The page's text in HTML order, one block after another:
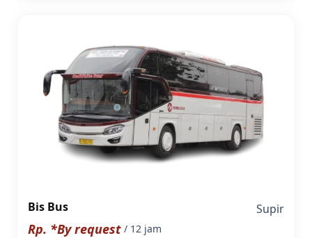
Bis Bus Supir
Rp. *By request / 12 jam